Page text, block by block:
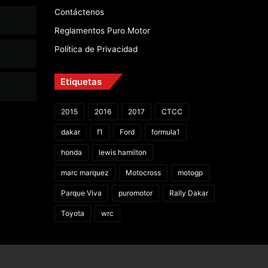
Contáctenos
Reglamentos Puro Motor
Política de Privacidad
Etiquetas
2015 2016 2017 CTCC
dakar f1 Ford formula1
honda lewis hamilton
marc marquez Motocross motogp
Parque Viva puromotor Rally Dakar
Toyota wrc